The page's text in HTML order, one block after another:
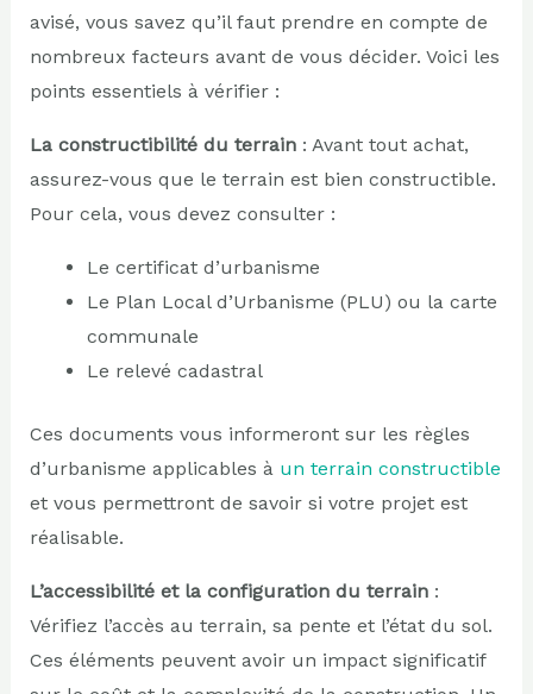
avisé, vous savez qu’il faut prendre en compte de
nombreux facteurs avant de vous décider. Voici les
points essentiels à vérifier :
La constructibilité du terrain: Avant tout achat,
assurez-vous que le terrain est bien constructible.
Pour cela, vous devez consulter :
Le certificat d’urbanisme
Le Plan Local d’Urbanisme (PLU) ou la carte
communale
Le relevé cadastral
Ces documents vous informeront sur les règles
d’urbanisme applicables à un terrain constructible
et vous permettront de savoir si votre projet est
réalisable.
L’accessibilité et la configuration du terrain:
Vérifiez l’accès au terrain, sa pente et l’état du sol.
Ces éléments peuvent avoir un impact significatif